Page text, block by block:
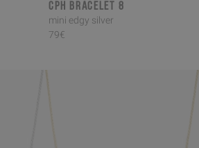
CPH BRACELET 8
mini edgy silver
79€